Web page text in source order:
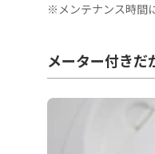
※メンテナンス時間
メーター付きだ